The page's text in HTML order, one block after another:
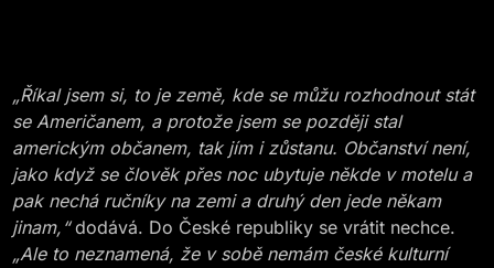
„Říkal jsem si, to je země, kde se můžu rozhodnout stát
se Američanem, a protože jsem se později stal
americkým občanem, tak jím i zůstanu. Občanství není,
jako když se člověk přes noc ubytuje někde v motelu a
pak nechá ručníky na zemi a druhý den jede někam
jinam,“dodává. Do České republiky se vrátit nechce.
„Ale to neznamená, že v sobě nemám české kulturní